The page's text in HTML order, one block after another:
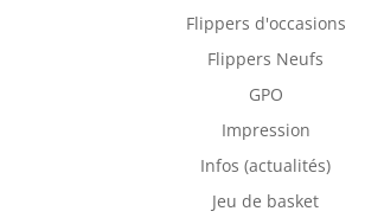
Flippers d'occasions
Flippers Neufs
GPO
Impression
Infos (actualités)
Jeu de basket